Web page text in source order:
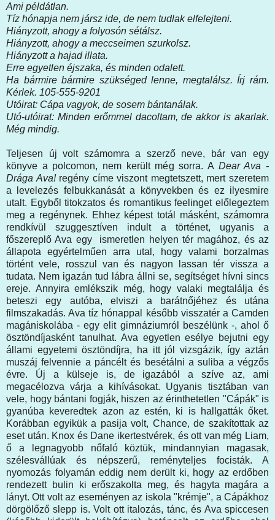
Ami példátlan.
Tíz hónapja nem jársz ide, de nem tudlak elfelejteni.
Hiányzott, ahogy a folyosón sétálsz.
Hiányzott, ahogy a meccseimen szurkolsz.
Hiányzott a hajad illata.
Erre egyetlen éjszaka, és minden odalett.
Ha bármire bármire szükséged lenne, megtalálsz. Írj rám.
Kérlek. 105-555-9201
Utóirat: Cápa vagyok, de sosem bántanálak.
Utó-utóirat: Minden erőmmel dacoltam, de akkor is akarlak.
Még mindig.
Teljesen új volt számomra a szerző neve, bár van egy
könyve a polcomon, nem került még sorra. A Dear Ava -
Drága Ava! regény címe viszont megtetszett, mert szeretem
a levelezés felbukkanását a könyvekben és ez ilyesmire
utalt. Egyből titokzatos és romantikus feelinget előlegeztem
meg a regénynek. Ehhez képest totál másként, számomra
rendkívül szuggesztíven indult a történet, ugyanis a
főszereplő Ava egy ismeretlen helyen tér magához, és az
állapota egyértelműen arra utal, hogy valami borzalmas
történt vele, rosszul van és nagyon lassan tér vissza a
tudata. Nem igazán tud lábra állni se, segítséget hívni sincs
ereje. Annyira emlékszik még, hogy valaki megtalálja és
beteszi egy autóba, elviszi a barátnőjéhez és utána
filmszakadás. Ava tíz hónappal később visszatér a Camden
magániskolába - egy elit gimnáziumról beszélünk -, ahol ő
ösztöndíjasként tanulhat. Ava egyetlen esélye bejutni egy
állami egyetemi ösztöndíjra, ha itt jól vizsgázik, így aztán
muszáj felvennie a páncélt és besétálni a suliba a végzős
évre. Új a külseje is, de igazából a szíve az, ami
megacélozva várja a kihívásokat. Ugyanis tisztában van
vele, hogy bántani fogják, hiszen az érinthetetlen "Cápák" is
gyanúba keveredtek azon az estén, ki is hallgatták őket.
Korábban egyikük a pasija volt, Chance, de szakítottak az
eset után. Knox és Dane ikertestvérek, és ott van még Liam,
ő a legnagyobb nőfaló köztük, mindannyian magasak,
szélesvállúak és népszerű, reményteljes focisták. A
nyomozás folyamán eddig nem derült ki, hogy az erdőben
rendezett bulin ki erőszakolta meg, és hagyta magára a
lányt. Ott volt az eseményen az iskola "krémje", a Cápákhoz
dörgölőző slepp is. Volt ott italozás, tánc, és Ava spiccesen